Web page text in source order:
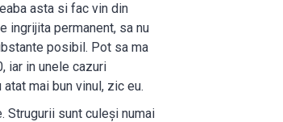
asta si fac vin din
ingrijita permanent, sa nu
posibil. Pot sa ma
iar in unele cazuri
mai bun vinul, zic eu.
Strugurii sunt culeși numai